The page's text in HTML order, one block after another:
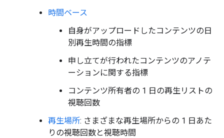
時間ベース
自身がアップロードしたコンテンツの日
別再生時間の指標
申し立てが行われたコンテンツのアノテ
ーションに関する指標
コンテンツ所有者の 1 日の再生リストの
視聴回数
再生場所: さまざまな再生場所からの 1 日あた
りの視聴回数と視聴時間